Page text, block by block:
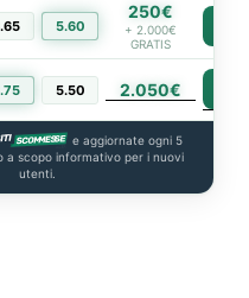
5.60
250€
+ 2.000€
GRATIS
5.50 2.050€
e aggiornate ogni 5
a scopo informativo per i nuovi
utenti.